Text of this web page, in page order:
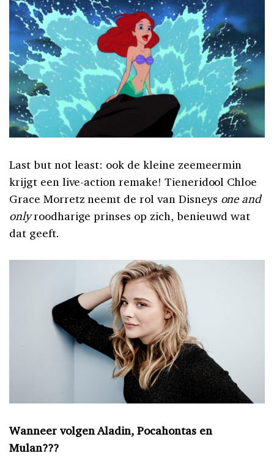
Last but not least: ook de kleine zeemeermin
krijgt een live-action remake! Tieneridool Chloe
Grace Morretz neemt de rol van Disneys one and
onlyroodharige prinses op zich, benieuwd wat
dat geeft.
Wanneer volgen Aladin, Pocahontas en
Mulan???